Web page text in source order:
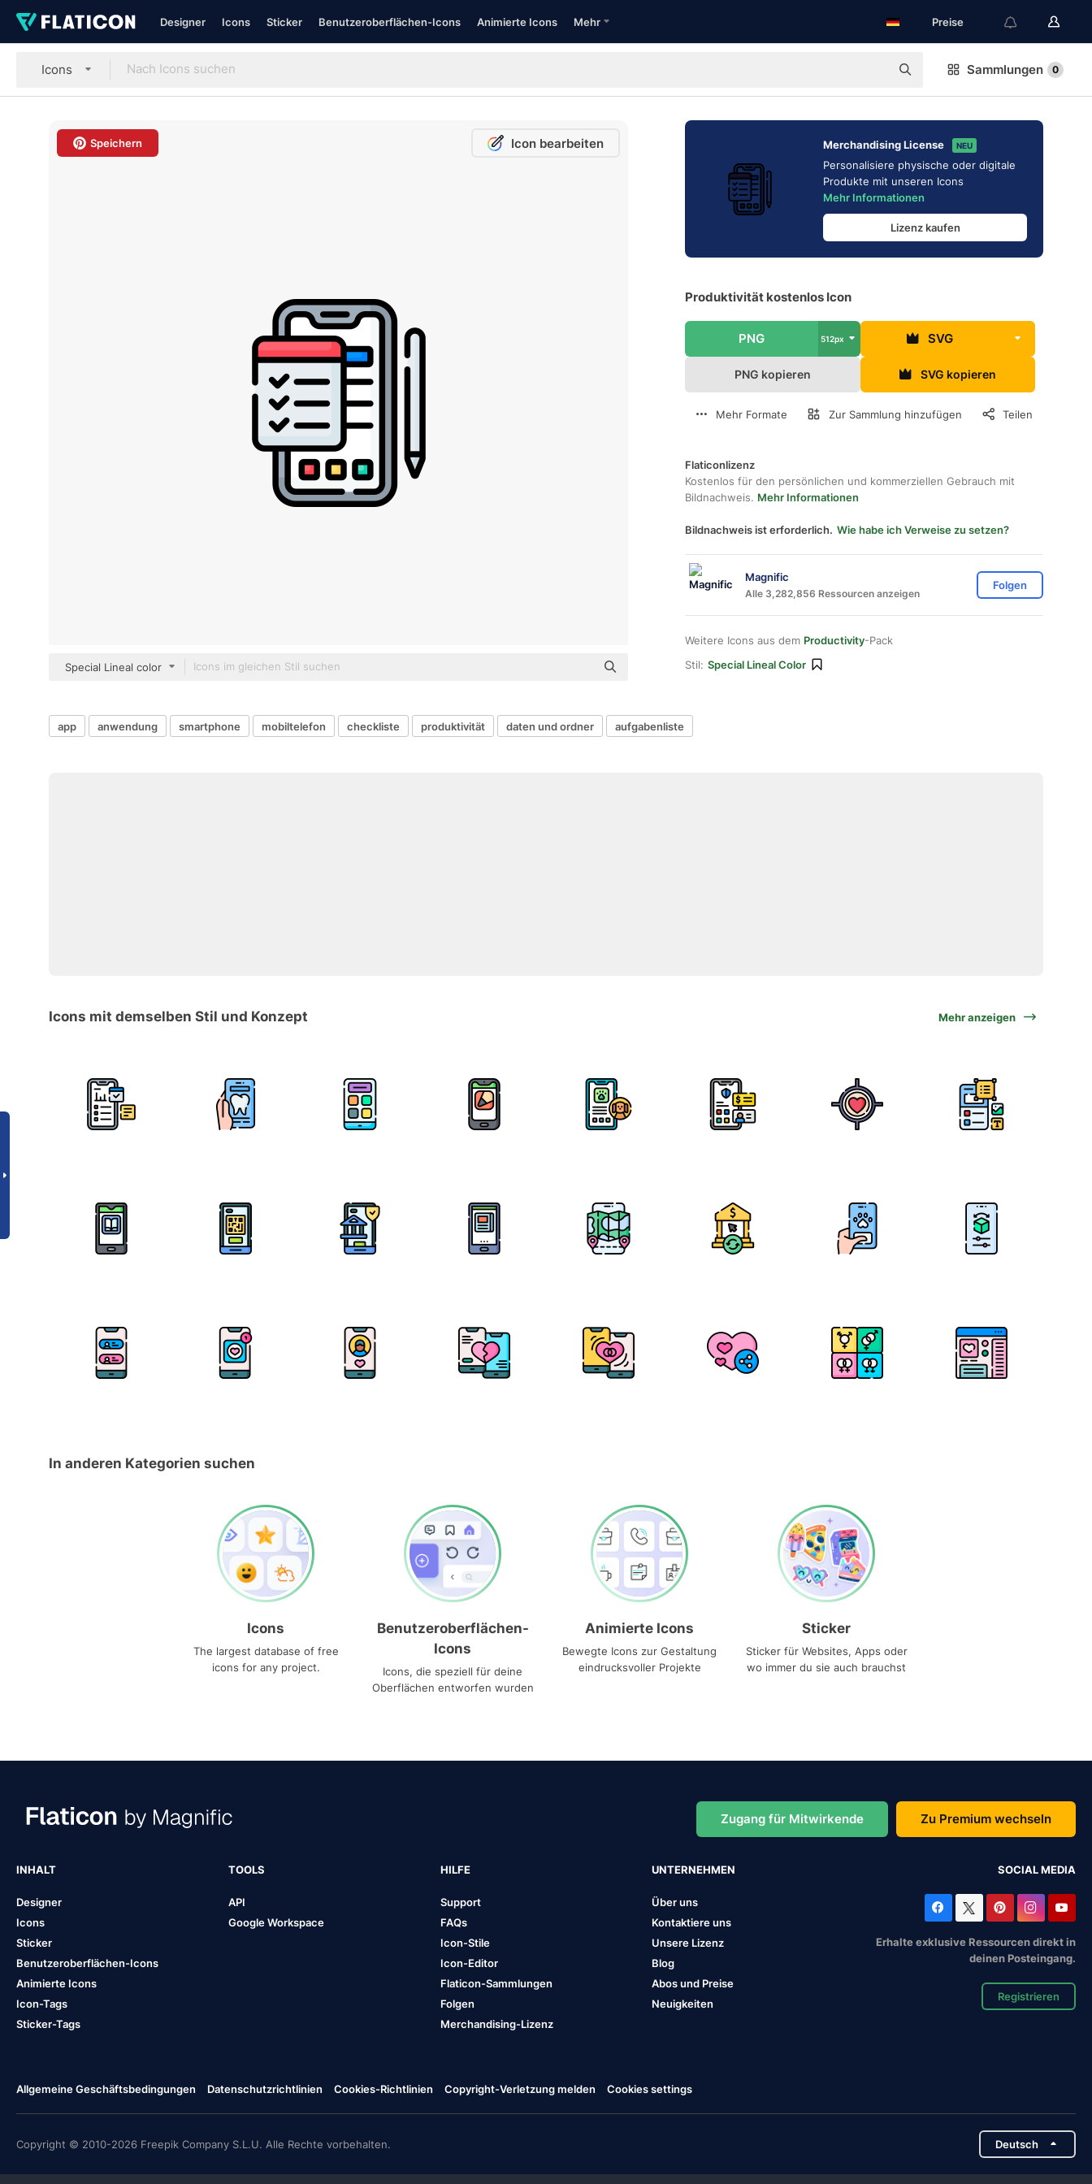
Designer Icons Sticker Benutzeroberflächen-Icons Animierte Icons Mehr Preise
Icons Sammlungen 0
Speichern Icon bearbeiten
Special Lineal color
Merchandising License NEU
Personalisiere physische oder digitale
Produkte mit unseren Icons
Mehr Informationen
Lizenz kaufen
Produktivität kostenlos Icon
PNG 512px SVG
PNG kopieren SVG kopieren
Mehr Formate Zur Sammlung hinzufügen Teilen
Flaticonlizenz
Kostenlos für den persönlichen und kommerziellen Gebrauch mit
Bildnachweis. Mehr Informationen
Bildnachweis ist erforderlich. Wie habe ich Verweise zu setzen?
Magnific
Alle 3,282,856 Ressourcen anzeigen
Folgen
Weitere Icons aus dem Productivity-Pack
Stil: Special Lineal Color
app anwendung smartphone mobiltelefon checkliste produktivität daten und ordner aufgabenliste
Icons mit demselben Stil und Konzept Mehr anzeigen
In anderen Kategorien suchen
Icons
The largest database of free
icons for any project.
Benutzeroberflächen-
Icons
Icons, die speziell für deine
Oberflächen entworfen wurden
Animierte Icons
Bewegte Icons zur Gestaltung
eindrucksvoller Projekte
Sticker
Sticker für Websites, Apps oder
wo immer du sie auch brauchst
Zugang für Mitwirkende Zu Premium wechseln
INHALT
Designer
Icons
Sticker
Benutzeroberflächen-Icons
Animierte Icons
Icon-Tags
Sticker-Tags
TOOLS
API
Google Workspace
HILFE
Support
FAQs
Icon-Stile
Icon-Editor
Flaticon-Sammlungen
Folgen
Merchandising-Lizenz
UNTERNEHMEN
Über uns
Kontaktiere uns
Unsere Lizenz
Blog
Abos und Preise
Neuigkeiten
SOCIAL MEDIA
Erhalte exklusive Ressourcen direkt in
deinen Posteingang.
Registrieren
Allgemeine Geschäftsbedingungen Datenschutzrichtlinien Cookies-Richtlinien Copyright-Verletzung melden Cookies settings
Copyright © 2010-2026 Freepik Company S.L.U. Alle Rechte vorbehalten. Deutsch